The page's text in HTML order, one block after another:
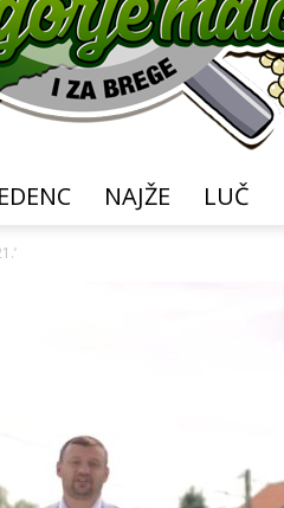
NAJŽE LUČ